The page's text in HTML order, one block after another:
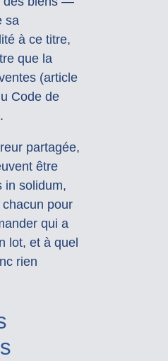
sa
à ce titre,
que la
(article
Code de
partagée,
être
in solidum,
chacun pour
qui a
lot, et à quel
rien